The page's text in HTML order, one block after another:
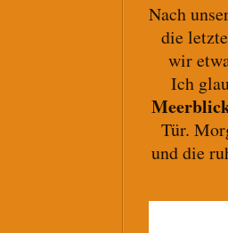
Nach
die
wir
Ich
Tür.
und die